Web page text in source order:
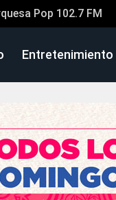
Pop 102.7 FM
Entretenimiento